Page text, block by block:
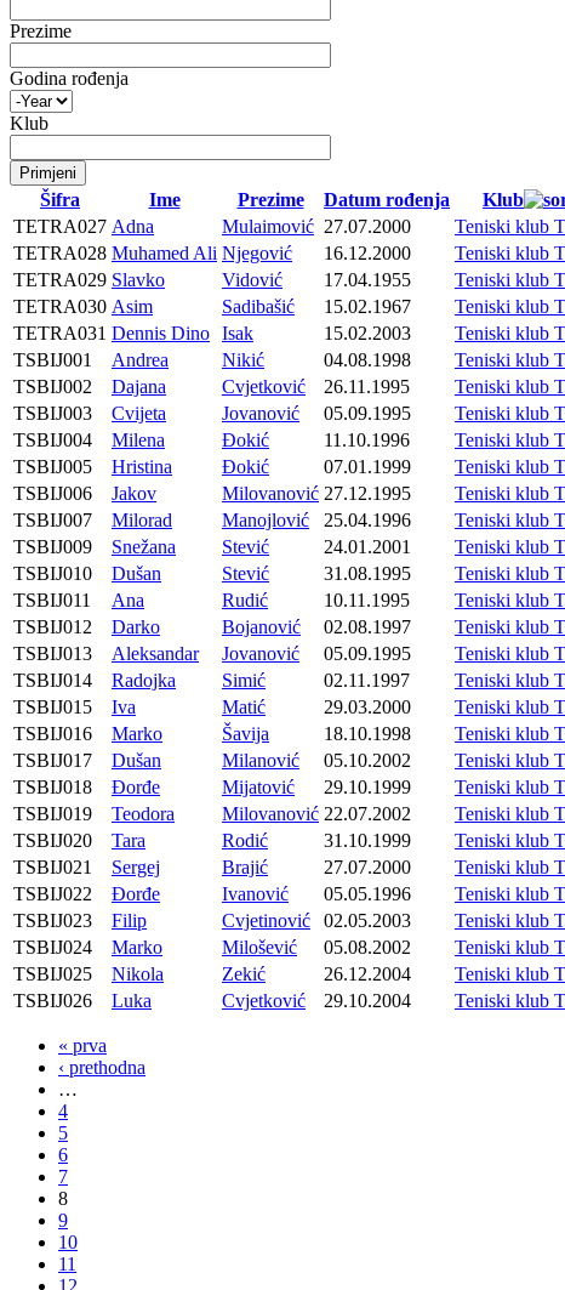
Prezime
Godina rođenja
Klub
Šifra Ime Prezime Datum rođenja
Klub
TETRA027 Adna Mulaimović 27.07.2000
Teniski klub
TETRA028 Muhamed Ali Njegović 16.12.2000
Teniski klub
TETRA029 Slavko Vidović 17.04.1955
Teniski klub
TETRA030 Asim Sadibašić 15.02.1967
Teniski klub
TETRA031 Dennis Dino Isak 15.02.2003
Teniski klub
TSBIJ001
Andrea Nikić 04.08.1998
Teniski klub
TSBIJ002
Dajana Cvjetković 26.11.1995
Teniski klub
TSBIJ003
Cvijeta Jovanović 05.09.1995
Teniski klub
TSBIJ004
Milena Đokić 11.10.1996
Teniski klub
TSBIJ005
Hristina Đokić 07.01.1999
Teniski klub
TSBIJ006
Jakov Milovanović 27.12.1995
Teniski klub
TSBIJ007
Milorad Manojlović 25.04.1996
Teniski klub
TSBIJ009
Snežana Stević 24.01.2001
Teniski klub
TSBIJ010
Dušan Stević 31.08.1995
Teniski klub
TSBIJ011
Ana Rudić 10.11.1995
Teniski klub
TSBIJ012
Darko Bojanović 02.08.1997
Teniski klub
TSBIJ013
Aleksandar Jovanović 05.09.1995
Teniski klub
TSBIJ014
Radojka Simić 02.11.1997
Teniski klub
TSBIJ015
Iva Matić 29.03.2000
Teniski klub
TSBIJ016
Marko Šavija 18.10.1998
Teniski klub
TSBIJ017
Dušan Milanović 05.10.2002
Teniski klub
TSBIJ018
Đorđe Mijatović 29.10.1999
Teniski klub
TSBIJ019
Teodora Milovanović 22.07.2002
Teniski klub
TSBIJ020
Tara Rodić 31.10.1999
Teniski klub
TSBIJ021
Sergej Brajić 27.07.2000
Teniski klub
TSBIJ022
Đorđe Ivanović 05.05.1996
Teniski klub
TSBIJ023
Filip Cvjetinović 02.05.2003
Teniski klub
TSBIJ024
Marko Milošević 05.08.2002
Teniski klub
TSBIJ025
Nikola Zekić 26.12.2004
Teniski klub
TSBIJ026
Luka Cvjetković 29.10.2004 Teniski klub
« prva
‹ prethodna
…
4
5
6
7
8
9
10
11
12